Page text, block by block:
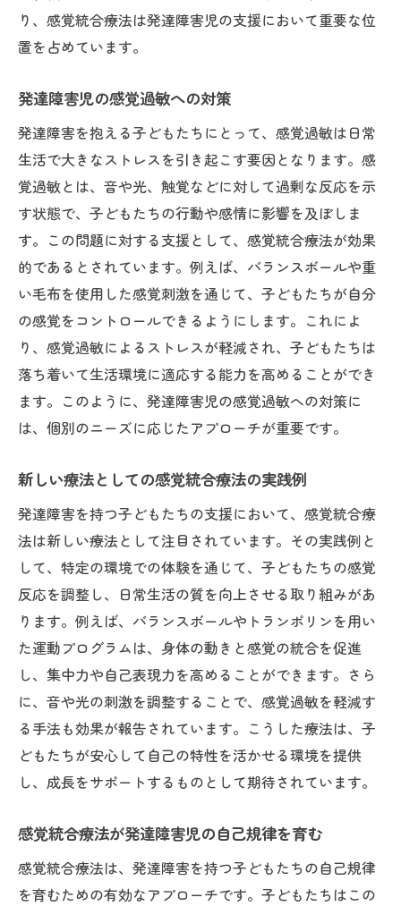
り、感覚統合療法は発達障害児の支援において重要な位
置を占めています。
発達障害児の感覚過敏への対策
発達障害を抱える子どもたちにとって、感覚過敏は日常
生活で大きなストレスを引き起こす要因となります。感
覚過敏とは、音や光、触覚などに対して過剰な反応を示
す状態で、子どもたちの行動や感情に影響を及ぼしま
す。この問題に対する支援として、感覚統合療法が効果
的であるとされています。例えば、バランスボールや重
い毛布を使用した感覚刺激を通じて、子どもたちが自分
の感覚をコントロールできるようにします。これによ
り、感覚過敏によるストレスが軽減され、子どもたちは
落ち着いて生活環境に適応する能力を高めることができ
ます。このように、発達障害児の感覚過敏への対策に
は、個別のニーズに応じたアプローチが重要です。
新しい療法としての感覚統合療法の実践例
発達障害を持つ子どもたちの支援において、感覚統合療
法は新しい療法として注目されています。その実践例と
して、特定の環境での体験を通じて、子どもたちの感覚
反応を調整し、日常生活の質を向上させる取り組みがあ
ります。例えば、バランスボールやトランポリンを用い
た運動プログラムは、身体の動きと感覚の統合を促進
し、集中力や自己表現力を高めることができます。さら
に、音や光の刺激を調整することで、感覚過敏を軽減す
る手法も効果が報告されています。こうした療法は、子
どもたちが安心して自己の特性を活かせる環境を提供
し、成長をサポートするものとして期待されています。
感覚統合療法が発達障害児の自己規律を育む
感覚統合療法は、発達障害を持つ子どもたちの自己規律
を育むための有効なアプローチです。子どもたちはこの